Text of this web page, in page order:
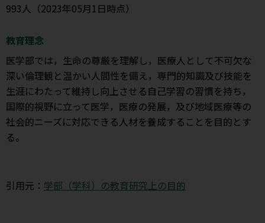
993人（2023年05月1日時点）
教育理念
医学部では，生命の尊厳を理解し，医療人として不可欠な
深い倫理観と温かい人間性を備え，専門的知識及び技能を
生涯にわたって維持し向上させる自己学習の習慣を持ち，
国際的視野に立って医学，医療の発展，及び地域医療等の
社会的ニーズに対応できる人材を養成することを目的とす
る。
引用元： 学部（学科）の教育研究上の目的